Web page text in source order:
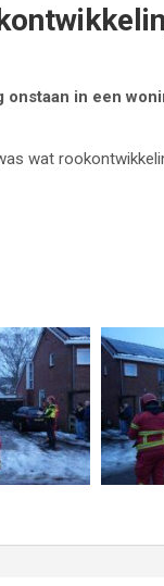
in een
wat